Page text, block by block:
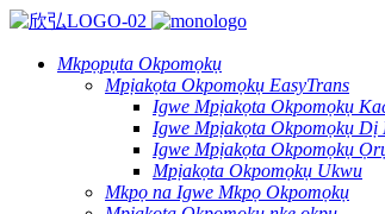
Mkpọpụta Okpomọkụ
Mpịakọta Okpomọkụ EasyTrans
Igwe Mpịakọta Okpomọkụ
Igwe Mpịakọta Okpomọkụ Dị
Igwe Mpịakọta Okpomọkụ
Mpịakọta Okpomọkụ Ukwu
Mkpọ na Igwe Mkpọ Okpomọkụ